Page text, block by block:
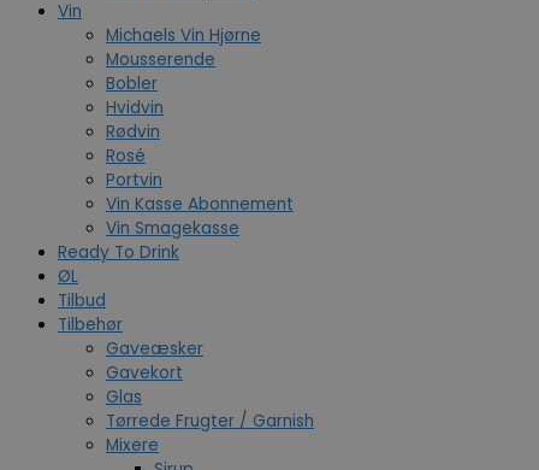
Vin
Michaels Vin Hjørne
Mousserende
Bobler
Hvidvin
Rødvin
Rosé
Portvin
Vin Kasse Abonnement
Vin Smagekasse
Ready To Drink
ØL
Tilbud
Tilbehør
Gaveæsker
Gavekort
Glas
Tørrede Frugter / Garnish
Mixere